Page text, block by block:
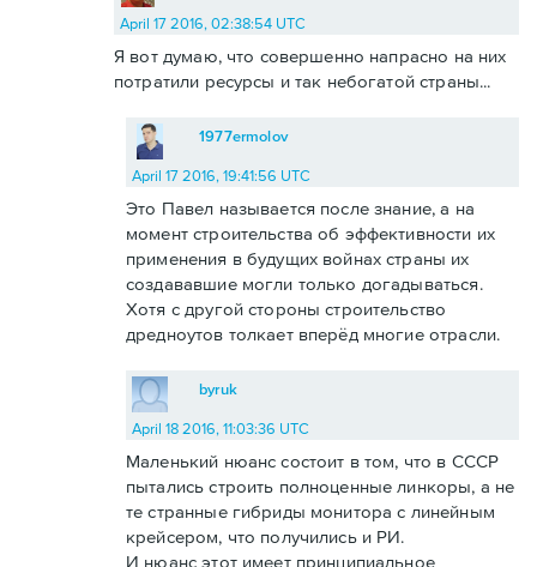
April 17 2016, 02:38:54 UTC
Я вот думаю, что совершенно напрасно на них
потратили ресурсы и так небогатой страны...
1977ermolov
April 17 2016, 19:41:56 UTC
Это Павел называется после знание, а на
момент строительства об эффективности их
применения в будущих войнах страны их
создававшие могли только догадываться.
Хотя с другой стороны строительство
дредноутов толкает вперёд многие отрасли.
byruk
April 18 2016, 11:03:36 UTC
Маленький нюанс состоит в том, что в СССР
пытались строить полноценные линкоры, а не
те странные гибриды монитора с линейным
крейсером, что получились и РИ.
И нюанс этот имеет принципиальное